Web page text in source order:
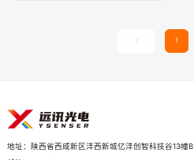
< 1
地址： 陕西省西咸新区沣西新城亿沣创智科技谷13幢B